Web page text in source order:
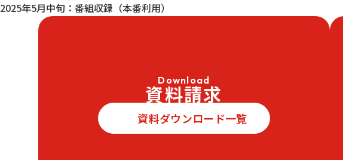
2025年5月中旬：番組収録（本番利用）
Download
資料請求
資料ダウンロード一覧